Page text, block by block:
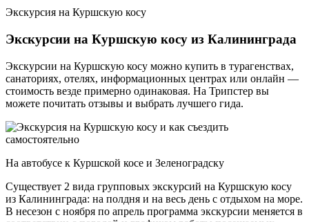
Экскурсия на Куршскую косу
Экскурсии на Куршскую косу из Калининграда
Экскурсии на Куршскую косу можно купить в турагенствах,
санаториях, отелях, информационных центрах или онлайн —
стоимость везде примерно одинаковая. На Трипстер вы
можете почитать отзывы и выбрать лучшего гида.
На автобусе к Куршской косе и Зеленоградску
Существует 2 вида групповых экскурсий на Куршскую косу
из Калининграда: на полдня и на весь день с отдыхом на море.
В несезон с ноября по апрель программа экскурсии меняется в